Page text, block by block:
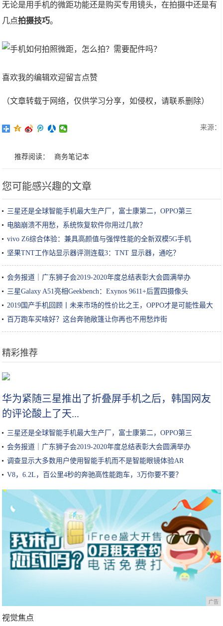
无论是用手机的微距功能还是购买专用镜头，在拍摄中还是有
几点拍摄技巧。
喜欢我的编辑欢迎留言点赞
（文章转载于网络，仅供学习分享，如侵权，请联系删除）
来源：
推荐阅读： 商务笔记本
您可能感兴趣的文章
三星还是全球智能手机最大生产厂，富士康第二，OPPO第三
电脑崩溃不用愁，系统恢复软件你用过几款？
vivo Z6综合体验：兼具高颜值与强悍性能的全新双模5G手机
坚果TNT工作站显示器评测连载3：TNT 显示器，通吃？
会务报道｜广东狮子会2019-2020年度总结表彰大会圆满举办
三星Galaxy A51亮相Geekbench：Exynos 9611+后置四摄像头
2019国产手机回顾丨未来市场的性价比之王，OPPO才是可能性最大
的
百万跑车买啥好？这台奔驰敞篷让你再也不用愁炸街
精彩推荐
华为紧随三星推出了折叠屏手机之后，韩国网友
的评论酸上了天...
三星还是全球智能手机最大生产厂，富士康第二，OPPO第三
会务报道｜广东狮子会2019-2020年度总结表彰大会圆满举办
调查显示大多数用户使用智能手机而不是智能眼镜体验AR
V8，6.2L，百公里4秒的奔驰高性能跑车，3万你要不要？
广告
视觉焦点